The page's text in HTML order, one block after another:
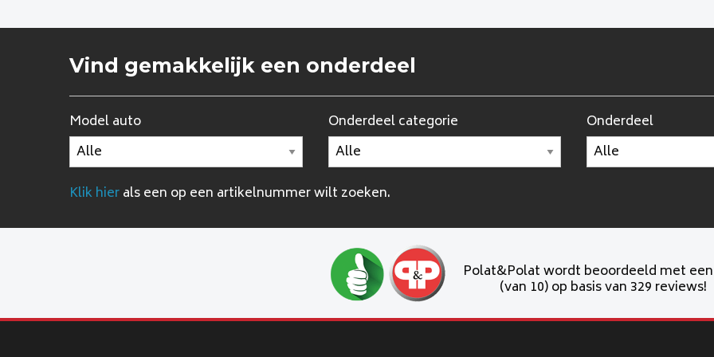
Vind gemakkelijk een onderdeel
Model auto Onderdeel categorie Onderdeel
Klik hierals een op een artikelnummer wilt zoeken.
Polat&Polat wordt beoordeeld met een
(van 10) op basis van 329 reviews!